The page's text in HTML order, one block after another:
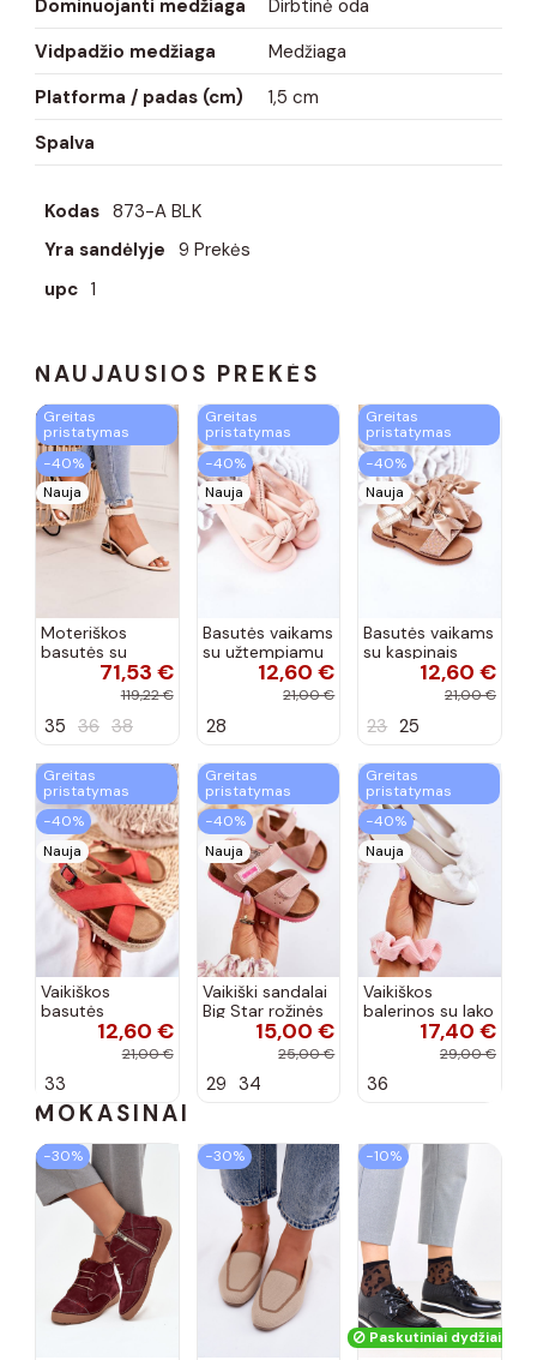
Dominuojanti medžiaga
Dirbtinė oda
Vidpadžio medžiaga
Medžiaga
Platforma / padas (cm)
1,5 cm
Spalva
Kodas 873-A BLK
Yra sandėlyje 9 Prekės
upc 1
NAUJAUSIOS PREKĖS
Greitas
pristatymas
−40%
Nauja
Moteriškos
basutės su
aukso spalvos
kulniukais Laura
spalvos
71,53 €
119,22 €
35 36 38
Greitas
pristatymas
−40%
Nauja
Basutės vaikams
su užtempiamu
užsegimu
rožinės spalvos
12,60 €
21,00 €
28
Greitas
pristatymas
−40%
Nauja
Basutės vaikams
su kaspinais
aukso spalvos
12,60 €
21,00 €
23 25
Greitas
pristatymas
−40%
Nauja
Vaikiškos
basutės
koralinės12,60 €
21,00 €
33
Greitas
pristatymas
−40%
Nauja
Vaikiški sandalai
Big Star rožinės
spalvos15,00 €
25,00 €
29 34
Greitas
pristatymas
−40%
Nauja
Vaikiškos
balerinos su lako
efektu ir
kaspinais baltos
17,40 €
29,00 €
36
MOKASINAI
−30% −30% −10%
Paskutiniai dydžiai!